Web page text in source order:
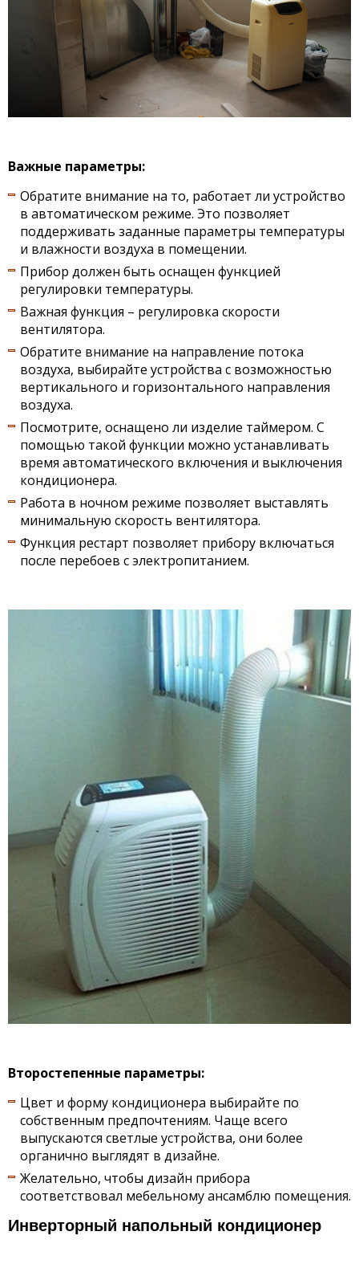
Важные параметры:
Обратите внимание на то, работает ли устройство
в автоматическом режиме. Это позволяет
поддерживать заданные параметры температуры
и влажности воздуха в помещении.
Прибор должен быть оснащен функцией
регулировки температуры.
Важная функция – регулировка скорости
вентилятора.
Обратите внимание на направление потока
воздуха, выбирайте устройства с возможностью
вертикального и горизонтального направления
воздуха.
Посмотрите, оснащено ли изделие таймером. С
помощью такой функции можно устанавливать
время автоматического включения и выключения
кондиционера.
Работа в ночном режиме позволяет выставлять
минимальную скорость вентилятора.
Функция рестарт позволяет прибору включаться
после перебоев с электропитанием.
Второстепенные параметры:
Цвет и форму кондиционера выбирайте по
собственным предпочтениям. Чаще всего
выпускаются светлые устройства, они более
органично выглядят в дизайне.
Желательно, чтобы дизайн прибора
соответствовал мебельному ансамблю помещения.
Инверторный напольный кондиционер